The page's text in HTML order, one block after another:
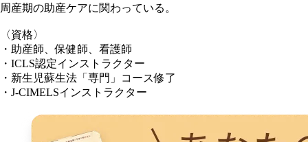
周産期の助産ケアに関わっている。
〈資格〉
・助産師、保健師、看護師
・ICLS認定インストラクター
・新生児蘇生法「専門」コース修了
・J-CIMELSインストラクター